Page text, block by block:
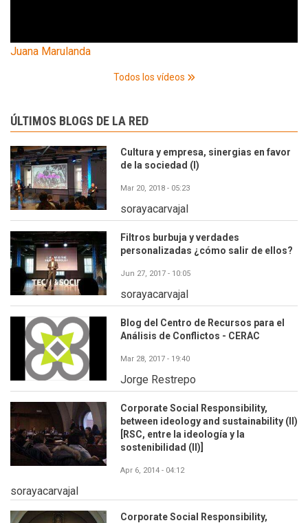
Juana Marulanda
Todos los vídeos
ÚLTIMOS BLOGS DE LA RED
Cultura y empresa, sinergias en favor
de la sociedad (I)
Mar 20, 2018 - 05:23
sorayacarvajal
Filtros burbuja y verdades
personalizadas ¿cómo salir de ellos?
Jun 27, 2017 - 10:05
sorayacarvajal
Blog del Centro de Recursos para el
Análisis de Conflictos - CERAC
Mar 28, 2017 - 19:40
Jorge Restrepo
Corporate Social Responsibility,
between ideology and sustainability (II)
[RSC, entre la ideología y la
sostenibilidad (II)]
Apr 6, 2014 - 04:12
sorayacarvajal
Corporate Social Responsibility,